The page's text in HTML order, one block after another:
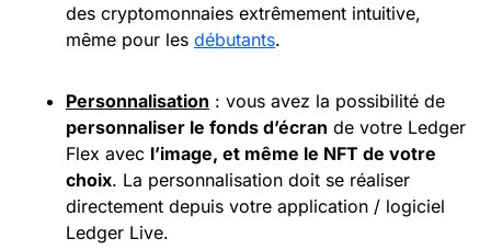
des cryptomonnaies extrêmement intuitive,
même pour les débutants.
Personnalisation : vous avez la possibilité de
personnaliser le fonds d’écran de votre Ledger
Flex avec l’image, et même le NFT de votre
choix. La personnalisation doit se réaliser
directement depuis votre application / logiciel
Ledger Live.